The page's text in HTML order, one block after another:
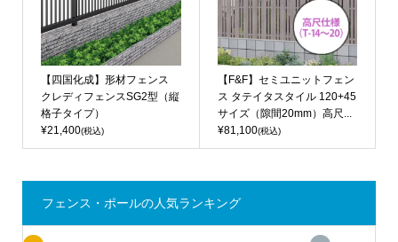
【四国化成】形材フェンス
クレディフェンスSG2型（縦
格子タイプ）
¥21,400(税込)
【F&F】セミユニットフェン
ス タテイタスタイル 120+45
サイズ（隙間20mm）高尺...
¥81,100(税込)
フェンス・ポールの人気ランキング